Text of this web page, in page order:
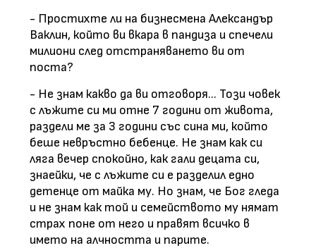
- Простихте ли на бизнесмена Александър
Ваклин, който ви вкара в пандиза и спечели
милиони след отстраняването ви от
поста?
- Не знам какво да ви отговоря... Този човек
с лъжите си ми отне 7 години от живота,
раздели ме за 3 години със сина ми, който
беше невръстно бебенце. Не знам как си
ляга вечер спокойно, как гали децата си,
знаейки, че с лъжите си е разделил едно
детенце от майка му. Но знам, че Бог гледа
и не знам как той и семейството му нямат
страх поне от него и правят всичко в
името на алчността и парите.